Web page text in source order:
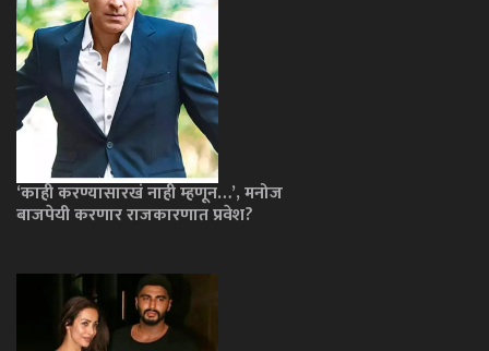
‘काही करण्यासारखं नाही म्हणून…’, मनोज
बाजपेयी करणार राजकारणात प्रवेश?